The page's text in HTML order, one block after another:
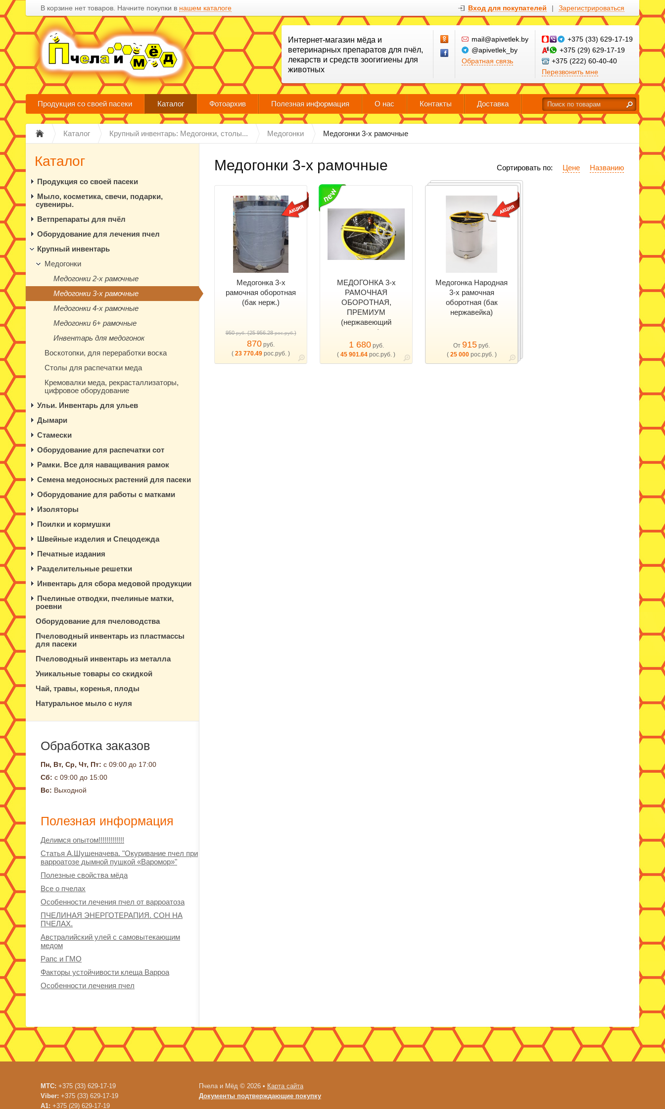
В корзине нет товаров. Начните покупки в нашем каталоге Вход для покупателей | Зарегистрироваться
Интернет-магазин мёда и
ветеринарных препаратов для пчёл,
лекарств и средств зоогигиены для
животных
mail@apivetlek.by
@apivetlek_by
Обратная связь
+375 (33) 629-17-19
+375 (29) 629-17-19
+375 (222) 60-40-40
Перезвонить мне
Продукция со своей пасеки Каталог Фотоархив Полезная информация О нас Контакты Доставка
Каталог Крупный инвентарь: Медогонки, столы... Медогонки Медогонки 3-х рамочные
Медогонки 3-х рамочные Названию
Цене
Сортировать по:
Медогонка 3-х
рамочная оборотная
(бак нерж.)
950руб.(25 956.28рос.руб.)
870 руб.
( 23 770.49 рос.руб. )
МЕДОГОНКА 3-х
РАМОЧНАЯ
ОБОРОТНАЯ,
ПРЕМИУМ
(нержавеющий
металл)
1 680руб.
( 45 901.64 рос.руб. )
Медогонка Народная
3-х рамочная
оборотная (бак
нержавейка)
От 915 руб.
( 25 000рос.руб. )
Каталог
Продукция со своей пасеки
Мыло, косметика, свечи, подарки,
сувениры.
Ветпрепараты для пчёл
Оборудование для лечения пчел
Крупный инвентарь
Медогонки
Медогонки 2-х рамочные
Медогонки 3-х рамочные
Медогонки 4-х рамочные
Медогонки 6+ рамочные
Инвентарь для медогонок
Воскотопки, для переработки воска
Столы для распечатки меда
Кремовалки меда, рекрасталлизаторы,
цифровое оборудование
Ульи. Инвентарь для ульев
Дымари
Стамески
Оборудование для распечатки сот
Рамки. Все для наващивания рамок
Семена медоносных растений для пасеки
Оборудование для работы с матками
Изоляторы
Поилки и кормушки
Швейные изделия и Спецодежда
Печатные издания
Разделительные решетки
Инвентарь для сбора медовой продукции
Пчелиные отводки, пчелиные матки,
роевни
Оборудование для пчеловодства
Пчеловодный инвентарь из пластмассы
для пасеки
Пчеловодный инвентарь из металла
Уникальные товары со скидкой
Чай, травы, коренья, плоды
Натуральное мыло с нуля
Обработка заказов
Пн, Вт, Ср, Чт, Пт: с 09:00 до 17:00
Сб: с 09:00 до 15:00
Вс: Выходной
Полезная информация
Делимся опытом!!!!!!!!!!!!!
Статья А.Шушеначева. "Окуривание пчел при
варроатозе дымной пушкой «Варомор»"
Полезные свойства мёда
Все о пчелах
Особенности лечения пчел от варроатоза
ПЧЕЛИНАЯ ЭНЕРГОТЕРАПИЯ. СОН НА
ПЧЕЛАХ.
Австралийский улей с самовытекающим
медом
Рапс и ГМО
Факторы устойчивости клеща Варроа
Особенности лечения пчел
МТС: +375 (33) 629-17-19
Viber: +375 (33) 629-17-19
A1: +375 (29) 629-17-19
Пчела и Мёд © 2026 • Карта сайта
Документы подтверждающие покупку